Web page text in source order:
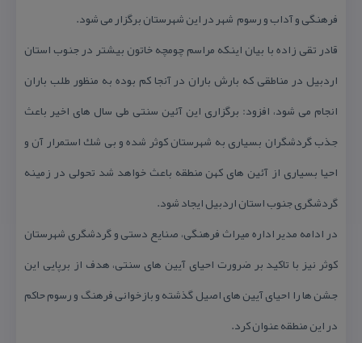
فرهنگی و آداب و رسوم شهر در این شهرستان برگزار می شود.
قادر تقی زاده با بیان اینكه مراسم چومچه خاتون بیشتر در جنوب استان
اردبیل در مناطقی كه بارش باران در آنجا كم بوده به منظور طلب باران
انجام می شود، افزود: برگزاری این آئین سنتی طی سال های اخیر باعث
جذب گردشگران بسیاری به شهرستان كوثر شده و بی شك استمرار آن و
احیا بسیاری از آئین های كهن منطقه باعث خواهد شد تحولی در زمینه
گردشگری جنوب استان اردبیل ایجاد شود.
در ادامه مدیر اداره میراث فرهنگی، صنایع دستی و گردشگری شهرستان
كوثر نیز با تاكید بر ضرورت احیای آیین های سنتی، هدف از برپایی این
جشن ها را احیای آیین های اصیل گذشته و بازخوانی فرهنگ و رسوم حاكم
در این منطقه عنوان كرد.